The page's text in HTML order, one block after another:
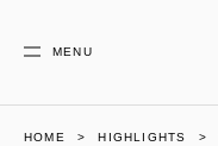
MENU
HOME HIGHLIGHTS